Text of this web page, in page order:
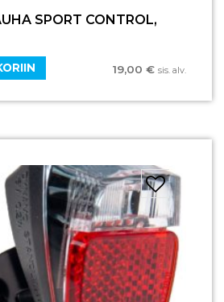
SPORT CONTROL,
19,00 € sis. alv.